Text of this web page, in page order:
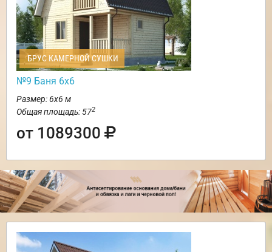
БРУС КАМЕРНОЙ СУШКИ
№9 Баня 6х6
Размер: 6х6 м
Общая площадь: 572
от 1089300